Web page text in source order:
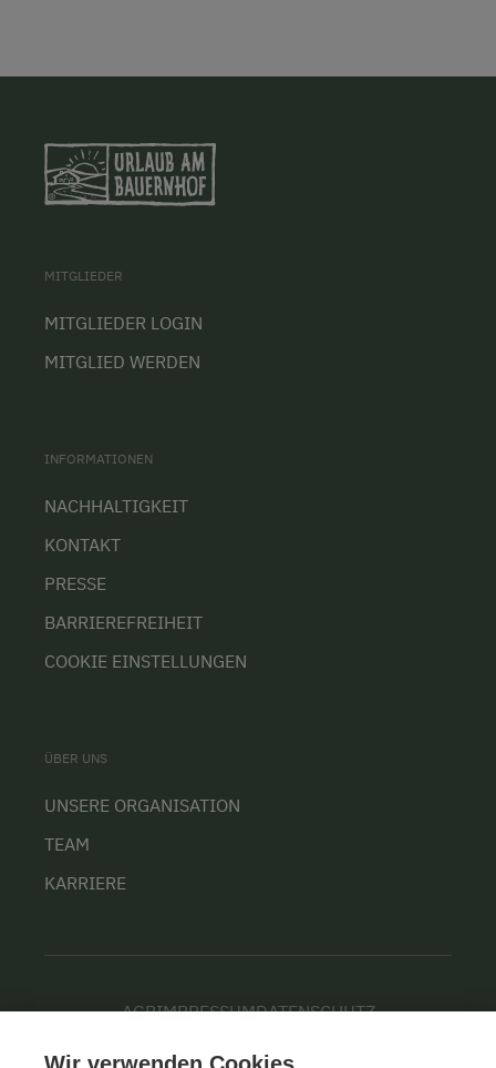
MITGLIEDER
MITGLIEDER LOGIN
MITGLIED WERDEN
INFORMATIONEN
NACHHALTIGKEIT
KONTAKT
PRESSE
BARRIEREFREIHEIT
COOKIE EINSTELLUNGEN
ÜBER UNS
UNSERE ORGANISATION
TEAM
KARRIERE
AGBIMPRESSUMDATENSCHUTZ